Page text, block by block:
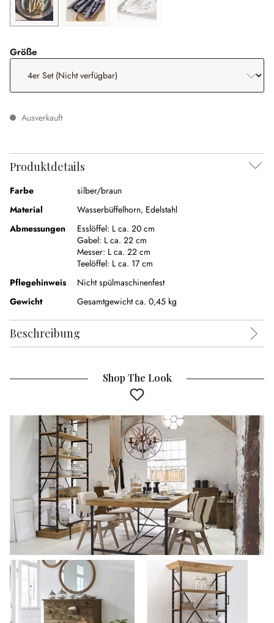
silber/braun
(Diese Option ist zurzeit nicht verfügbar.)
silber/grau silber/weiß
(Diese Option ist zurzeit nicht verfügbar.)
Größe
Ausverkauft
Produktdetails
Farbe
silber/braun
Material
Wasserbüffelhorn, Edelstahl
Abmessungen
Esslöffel: L ca. 20 cm
Gabel: L ca. 22 cm
Messer: L ca. 22 cm
Teelöffel: L ca. 17 cm
Pflegehinweis
Nicht spülmaschinenfest
Gewicht
Gesamtgewicht ca. 0,45 kg
Beschreibung
Shop The Look